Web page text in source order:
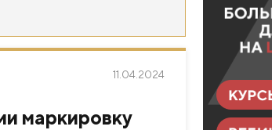
11.04.2024
маркировку